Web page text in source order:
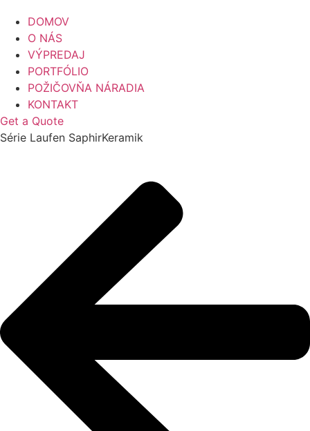
DOMOV
O NÁS
VÝPREDAJ
PORTFÓLIO
POŽIČOVŇA NÁRADIA
KONTAKT
Get a Quote
Série Laufen SaphirKeramik